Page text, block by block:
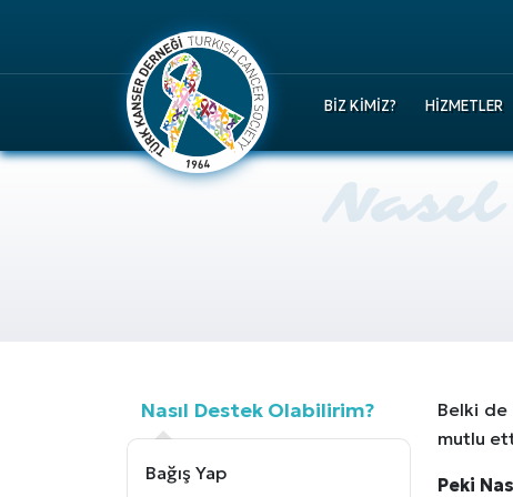
BIZ KIMIZ? HIZMETLER
Nasıl Destek Olabilirim?
Bağış Yap
Belki de
mutlu
Peki